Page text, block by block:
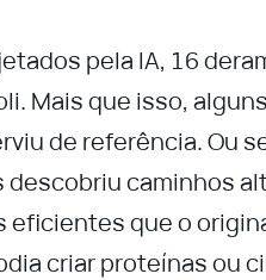
pela IA, 16
Mais que isso,
de referência. Ou
descobriu caminhos
eficientes que o
criar proteínas ou